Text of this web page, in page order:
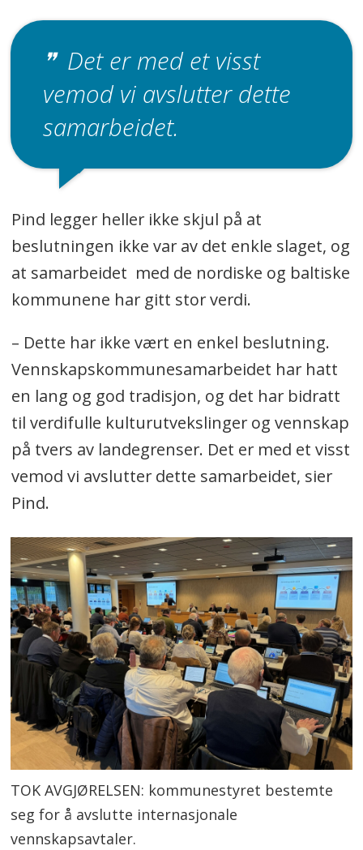
Det er med et visst
vemod vi avslutter dette
samarbeidet.
Pind legger heller ikke skjul på at
beslutningen ikke var av det enkle slaget, og
at samarbeidet med de nordiske og baltiske
kommunene har gitt stor verdi.
– Dette har ikke vært en enkel beslutning.
Vennskapskommunesamarbeidet har hatt
en lang og god tradisjon, og det har bidratt
til verdifulle kulturutvekslinger og vennskap
på tvers av landegrenser. Det er med et visst
vemod vi avslutter dette samarbeidet, sier
Pind.
TOK AVGJØRELSEN: kommunestyret bestemte
seg for å avslutte internasjonale
vennskapsavtaler.